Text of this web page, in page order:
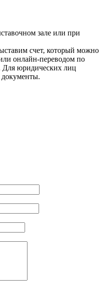
зале или при
счет, который можно
онлайн-переводом по
Для юридических лиц
документы.